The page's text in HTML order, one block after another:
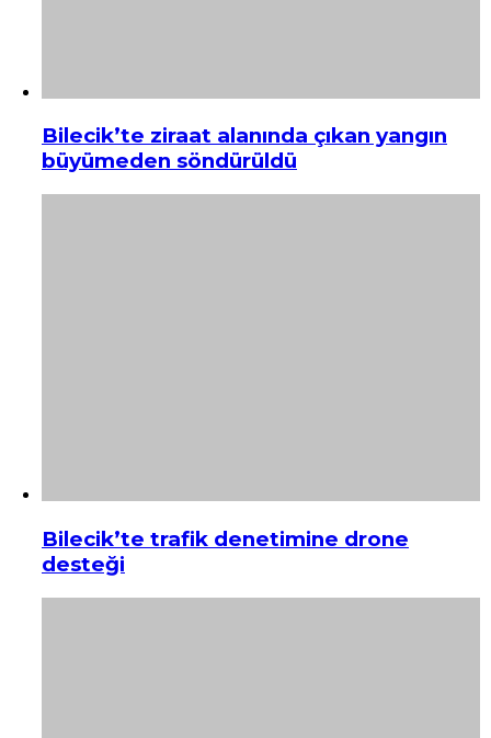
Bilecik’te ziraat alanında çıkan yangın
büyümeden söndürüldü
Bilecik’te trafik denetimine drone
desteği